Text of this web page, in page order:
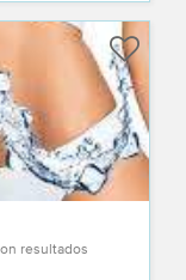
resultados